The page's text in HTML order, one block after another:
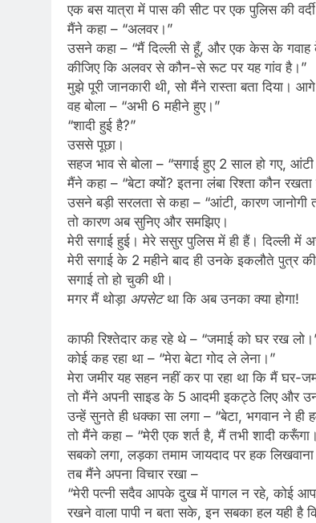
एक बस यात्रा में पास की सीट पर एक पुलिस की
मैंने कहा – “अलवर।”
उसने कहा – “मैं दिल्ली से हूँ, और एक केस के
कीजिए कि अलवर से कौन-से रूट पर यह गांव है।”
मुझे पूरी जानकारी थी, सो मैंने रास्ता बता
वह बोला – “अभी 6 महीने हुए।”
“शादी हुई है?”
उससे पूछा।
सहज भाव से बोला – “सगाई हुए 2 साल हो गए,
मैंने कहा – “बेटा क्यों? इतना लंबा रिश्ता कौन
उसने बड़ी सरलता से कहा – “आंटी, कारण जानोगी
तो कारण अब सुनिए और समझिए।
मेरी सगाई हुई। मेरे ससुर पुलिस में ही हैं। दिल्ली में
मेरी सगाई के 2 महीने बाद ही उनके इकलौते पुत्र
सगाई तो हो चुकी थी।
मगर मैं थोड़ा अपसेटथा कि अब उनका क्या होगा!
काफी रिश्तेदार कह रहे थे – “जमाई को घर रख
कोई कह रहा था – “मेरा बेटा गोद ले लेना।”
मेरा जमीर यह सहन नहीं कर पा रहा था कि मैं घर-
तो मैंने अपनी साइड के 5 आदमी इकट्ठे लिए और
उन्हें सुनते ही धक्का सा लगा – “बेटा, भगवान ने ही
तो मैंने कहा – “मेरी एक शर्त है, मैं तभी शादी
सबको लगा, लड़का तमाम जायदाद पर हक लिखवाना
तब मैंने अपना विचार रखा –
“मेरी पत्नी सदैव आपके दुख में पागल न रहे, कोई
रखने वाला पापी न बता सके, इन सबका हल यही